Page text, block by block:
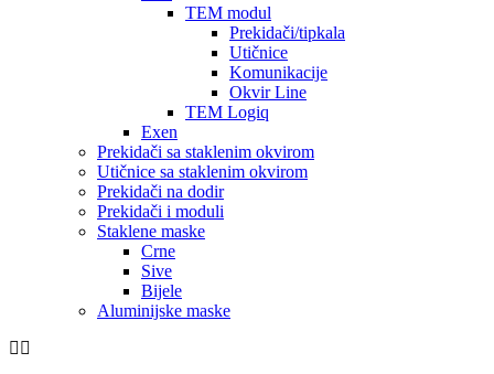
TEM modul
Prekidači/tipkala
Utičnice
Komunikacije
Okvir Line
TEM Logiq
Exen
Prekidači sa staklenim okvirom
Utičnice sa staklenim okvirom
Prekidači na dodir
Prekidači i moduli
Staklene maske
Crne
Sive
Bijele
Aluminijske maske